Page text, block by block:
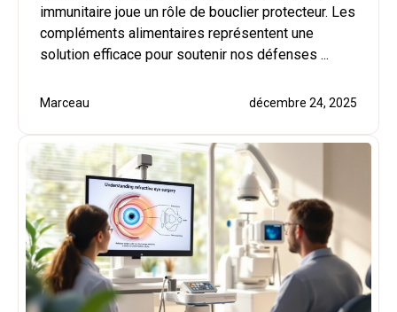
immunitaire joue un rôle de bouclier protecteur. Les
compléments alimentaires représentent une
solution efficace pour soutenir nos défenses ...
Marceau décembre 24, 2025